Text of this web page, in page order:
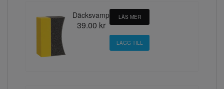
Däcksvamp
39.00 kr
LÄS MER